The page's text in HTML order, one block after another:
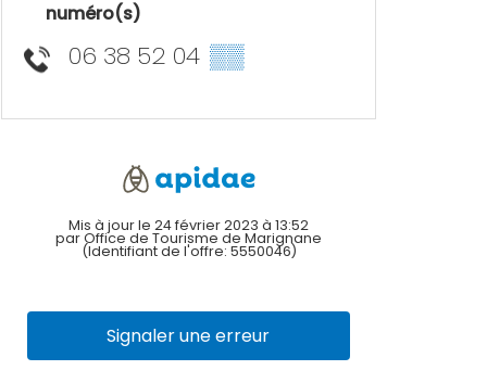
numéro(s)
06 38 52 04 ▒▒
Mis à jour le 24 février 2023 à 13:52
par Office de Tourisme de Marignane
(Identifiant de l'offre: 5550046)
Signaler une erreur